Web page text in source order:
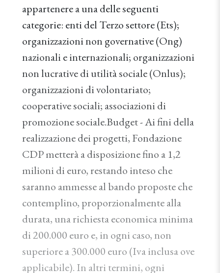
appartenere a una delle seguenti
categorie: enti del Terzo settore (Ets);
organizzazioni non governative (Ong)
nazionali e internazionali; organizzazioni
non lucrative di utilità sociale (Onlus);
organizzazioni di volontariato;
cooperative sociali; associazioni di
promozione sociale.Budget - Ai fini della
realizzazione dei progetti, Fondazione
CDP metterà a disposizione fino a 1,2
milioni di euro, restando inteso che
saranno ammesse al bando proposte che
contemplino, proporzionalmente alla
durata, una richiesta economica minima
di 200.000 euro e, in ogni caso, non
superiore a 300.000 euro (Iva inclusa ove
applicabile). In altri termini, ogni